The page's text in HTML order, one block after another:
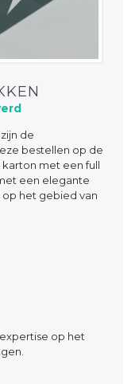
de
bestellen op de
karton met een full
een elegante
op het gebied van
op het